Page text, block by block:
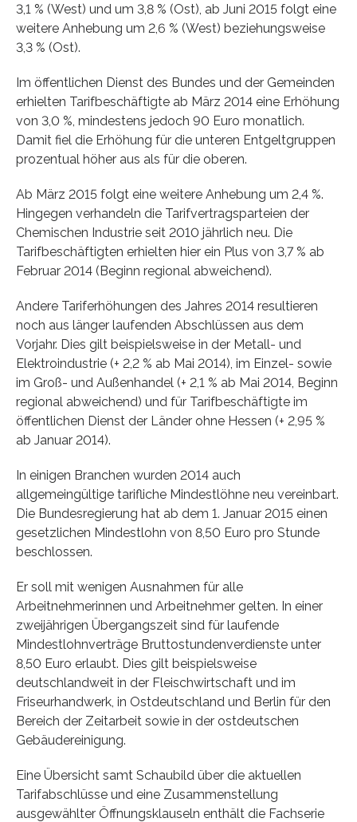
3,1 % (West) und um 3,8 % (Ost), ab Juni 2015 folgt eine
weitere Anhebung um 2,6 % (West) beziehungsweise
3,3 % (Ost).
Im öffentlichen Dienst des Bundes und der Gemeinden
erhielten Tarifbeschäftigte ab März 2014 eine Erhöhung
von 3,0 %, mindestens jedoch 90 Euro monatlich.
Damit fiel die Erhöhung für die unteren Entgeltgruppen
prozentual höher aus als für die oberen.
Ab März 2015 folgt eine weitere Anhebung um 2,4 %.
Hingegen verhandeln die Tarifvertragsparteien der
Chemischen Industrie seit 2010 jährlich neu. Die
Tarifbeschäftigten erhielten hier ein Plus von 3,7 % ab
Februar 2014 (Beginn regional abweichend).
Andere Tariferhöhungen des Jahres 2014 resultieren
noch aus länger laufenden Abschlüssen aus dem
Vorjahr. Dies gilt beispielsweise in der Metall- und
Elektroindustrie (+ 2,2 % ab Mai 2014), im Einzel- sowie
im Groß- und Außenhandel (+ 2,1 % ab Mai 2014, Beginn
regional abweichend) und für Tarifbeschäftigte im
öffentlichen Dienst der Länder ohne Hessen (+ 2,95 %
ab Januar 2014).
In einigen Branchen wurden 2014 auch
allgemeingültige tarifliche Mindestlöhne neu vereinbart.
Die Bundesregierung hat ab dem 1. Januar 2015 einen
gesetzlichen Mindestlohn von 8,50 Euro pro Stunde
beschlossen.
Er soll mit wenigen Ausnahmen für alle
Arbeitnehmerinnen und Arbeitnehmer gelten. In einer
zweijährigen Übergangszeit sind für laufende
Mindestlohnverträge Bruttostundenverdienste unter
8,50 Euro erlaubt. Dies gilt beispielsweise
deutschlandweit in der Fleischwirtschaft und im
Friseurhandwerk, in Ostdeutschland und Berlin für den
Bereich der Zeitarbeit sowie in der ostdeutschen
Gebäudereinigung.
Eine Übersicht samt Schaubild über die aktuellen
Tarifabschlüsse und eine Zusammenstellung
ausgewählter Öffnungsklauseln enthält die Fachserie